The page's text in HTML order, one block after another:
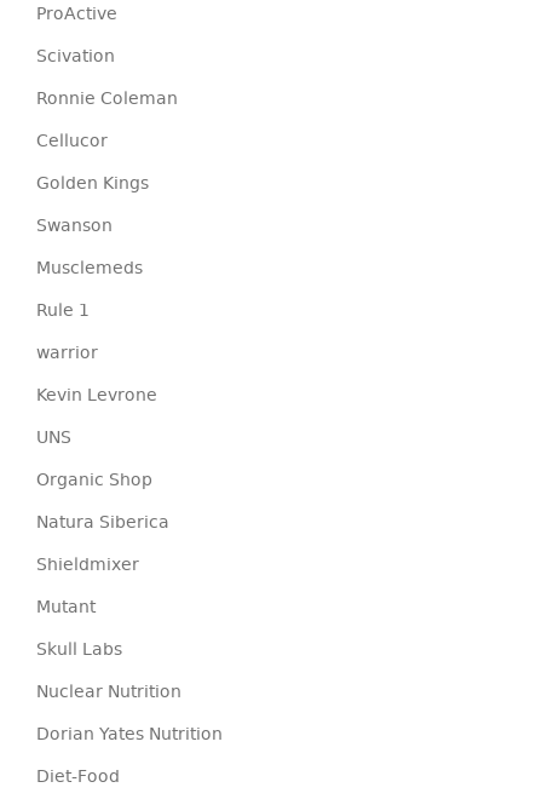
ProActive
Scivation
Ronnie Coleman
Cellucor
Golden Kings
Swanson
Musclemeds
Rule 1
warrior
Kevin Levrone
UNS
Organic Shop
Natura Siberica
Shieldmixer
Mutant
Skull Labs
Nuclear Nutrition
Dorian Yates Nutrition
Diet-Food